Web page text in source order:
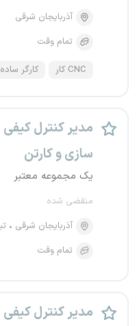
آذربایجان شرقی
تمام وقت
CNC کار کارگر ساده
مدیر کنترل
سازی و کارتن
یک مجموعه معتبر
منقضی شده
آذربایجان شرقی
تمام وقت
مدیر کنترل